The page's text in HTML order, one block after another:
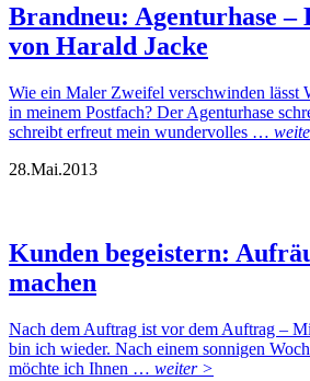
Brandneu: Agenturhase –
von Harald Jacke
Wie ein Maler Zweifel verschwinden lässt
in meinem Postfach? Der Agenturhase
schreibt erfreut mein wundervolles …
28.Mai.2013
Kunden begeistern:
machen
Nach dem Auftrag ist vor dem Auftrag –
bin ich wieder. Nach einem sonnigen
möchte ich Ihnen … weiter >